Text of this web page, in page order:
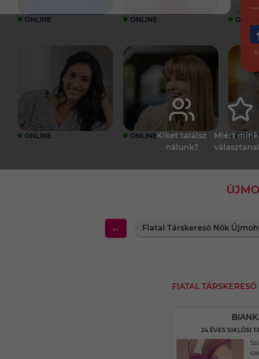
ONLINE ONLINE ONLINE
ONLINE ONLINEKiket találsz
nálunk?
Miért
← Fiatal Társkereső Nők
FIATAL
24 ÉVES SIKLÓSI